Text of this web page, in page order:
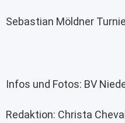
Sebastian Möldner
Infos und Fotos: BV
Redaktion: Christa